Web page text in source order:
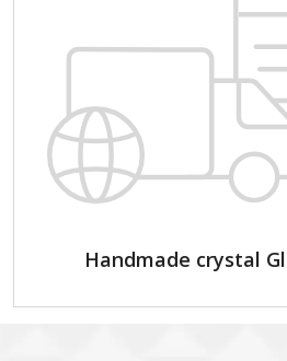
Handmade crystal